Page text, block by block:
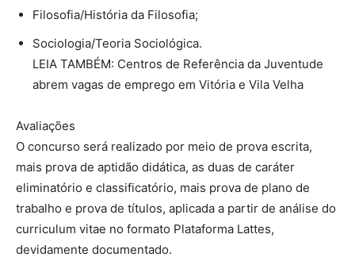
Filosofia/História da Filosofia;
Sociologia/Teoria Sociológica.
LEIA TAMBÉM: Centros de Referência da Juventude
abrem vagas de emprego em Vitória e Vila Velha
Avaliações
O concurso será realizado por meio de prova escrita,
mais prova de aptidão didática, as duas de caráter
eliminatório e classificatório, mais prova de plano de
trabalho e prova de títulos, aplicada a partir de análise do
curriculum vitae no formato Plataforma Lattes,
devidamente documentado.